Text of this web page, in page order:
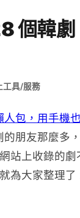
個韓
工具/服務
人包，用手機
朋友那麼多
站上收錄的
為大家整理